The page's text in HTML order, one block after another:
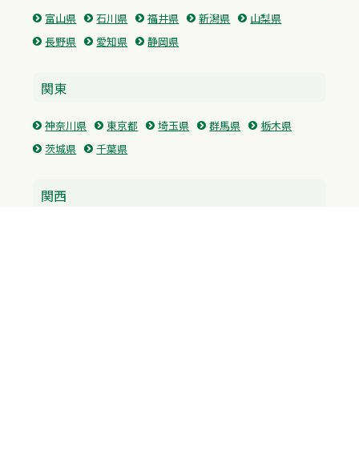
富山県 石川県 福井県 新潟県
山梨県
長野県
愛知県 静岡県
関東
神奈川県 東京都 埼玉県 群馬県
栃木県
茨城県
千葉県
関西